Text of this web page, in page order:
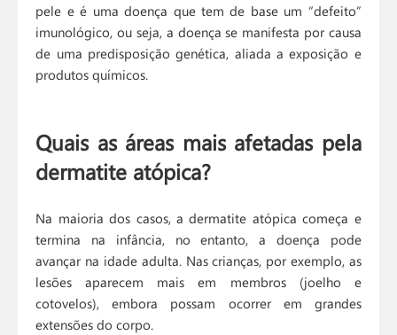
pele e é uma doença que tem de base um “defeito”
imunológico, ou seja, a doença se manifesta por causa
de uma predisposição genética, aliada a exposição e
produtos químicos.
Quais as áreas mais afetadas pela
dermatite atópica?
Na maioria dos casos, a dermatite atópica começa e
termina na infância, no entanto, a doença pode
avançar na idade adulta. Nas crianças, por exemplo, as
lesões aparecem mais em membros (joelho e
cotovelos), embora possam ocorrer em grandes
extensões do corpo.